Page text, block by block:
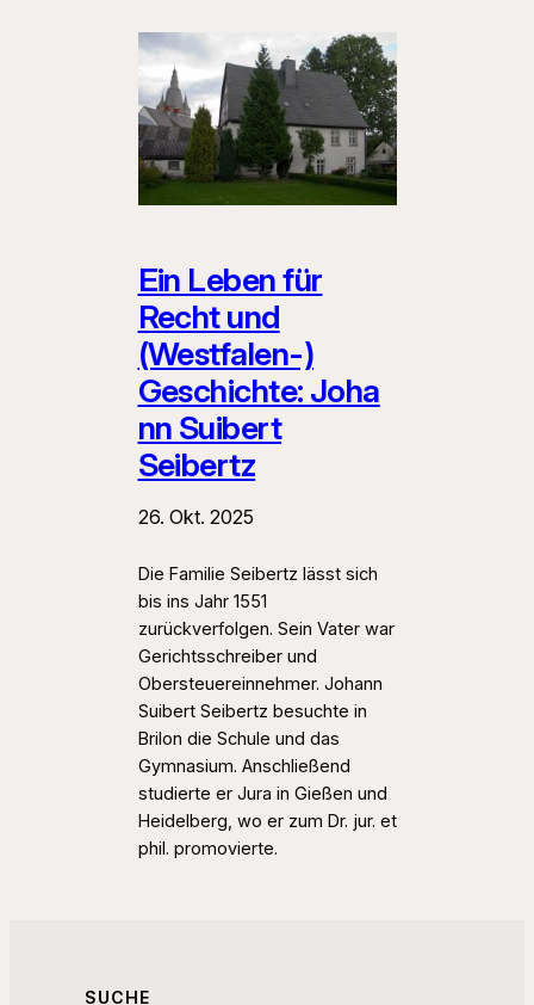
Ein Leben für
Recht und
(Westfalen-)
Geschichte: Joha
nn Suibert
Seibertz
26. Okt. 2025
Die Familie Seibertz lässt sich
bis ins Jahr 1551
zurückverfolgen. Sein Vater war
Gerichtsschreiber und
Obersteuereinnehmer. Johann
Suibert Seibertz besuchte in
Brilon die Schule und das
Gymnasium. Anschließend
studierte er Jura in Gießen und
Heidelberg, wo er zum Dr. jur. et
phil. promovierte.
SUCHE